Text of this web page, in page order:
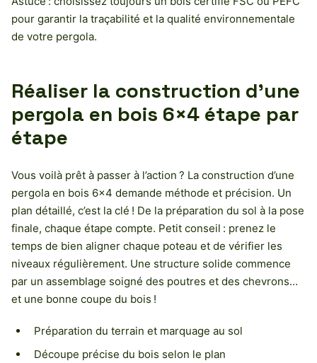
pour garantir la traçabilité et la qualité environnementale
de votre pergola.
Réaliser la construction d’une
pergola en bois 6×4 étape par
étape
Vous voilà prêt à passer à l’action ? La construction d’une
pergola en bois 6×4 demande méthode et précision. Un
plan détaillé, c’est la clé ! De la préparation du sol à la pose
finale, chaque étape compte. Petit conseil : prenez le
temps de bien aligner chaque poteau et de vérifier les
niveaux régulièrement. Une structure solide commence
par un assemblage soigné des poutres et des chevrons…
et une bonne coupe du bois !
Préparation du terrain et marquage au sol
Découpe précise du bois selon le plan